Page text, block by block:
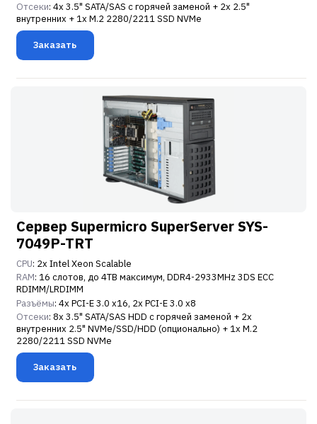
Отсеки: 4x 3.5" SATA/SAS с горячей заменой + 2x 2.5"
внутренних + 1x M.2 2280/2211 SSD NVMe
Заказать
Сервер Supermicro SuperServer SYS-
7049P-TRT
CPU: 2x Intel Xeon Scalable
RAM: 16 слотов, до 4TB максимум, DDR4-2933MHz 3DS ECC
RDIMM/LRDIMM
Разъёмы: 4x PCI-E 3.0 x16, 2x PCI-E 3.0 x8
Отсеки: 8x 3.5" SATA/SAS HDD с горячей заменой + 2x
внутренних 2.5" NVMe/SSD/HDD (опционально) + 1x M.2
2280/2211 SSD NVMe
Заказать